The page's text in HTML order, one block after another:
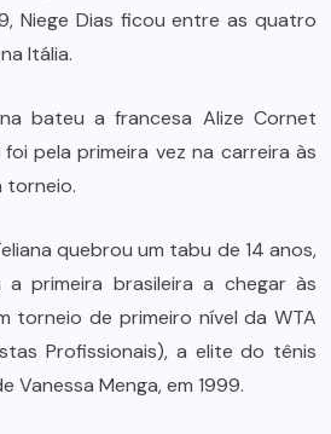
Niege Dias ficou entre as quatro
Itália.
bateu a francesa Alize Cornet
pela primeira vez na carreira às
torneio.
quebrou um tabu de 14 anos,
primeira brasileira a chegar às
torneio de primeiro nível da WTA
Profissionais), a elite do tênis
Vanessa Menga, em 1999.